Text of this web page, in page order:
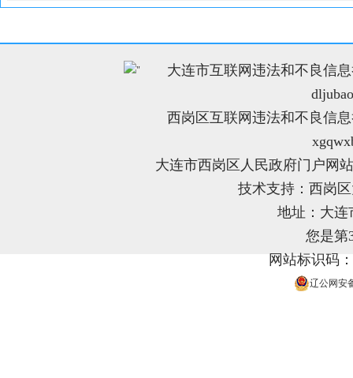
"
大连市互联网违法和不良信
西岗区互联网违法和不良信
大连市西岗区人民政府门户网
技术支持：西岗
地址：大连
您是第
网站标识码
辽公网安